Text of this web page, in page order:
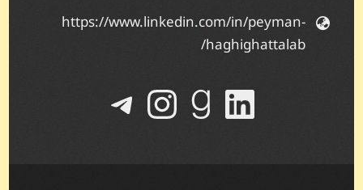
https://www.linkedin.com/in/peyman-
haghighattalab/
لینکداین
گودریدز
اینستاگرم
تلگرام